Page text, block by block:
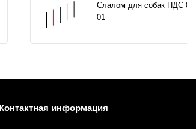
Слалом для собак ПДС
01
Контактная информация